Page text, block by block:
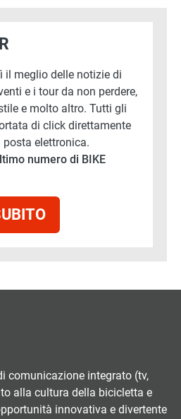
il meglio delle notizie di
e i tour da non perdere,
e molto altro. Tutti gli
di click direttamente
elettronica.
numero di BIKE
comunicazione integrato (tv,
alla cultura della bicicletta e
innovativa e divertente